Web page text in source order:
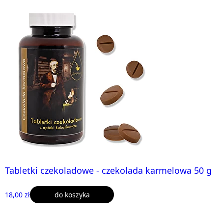
Tabletki czekoladowe - czekolada karmelowa 50 g
18,00 zł do koszyka